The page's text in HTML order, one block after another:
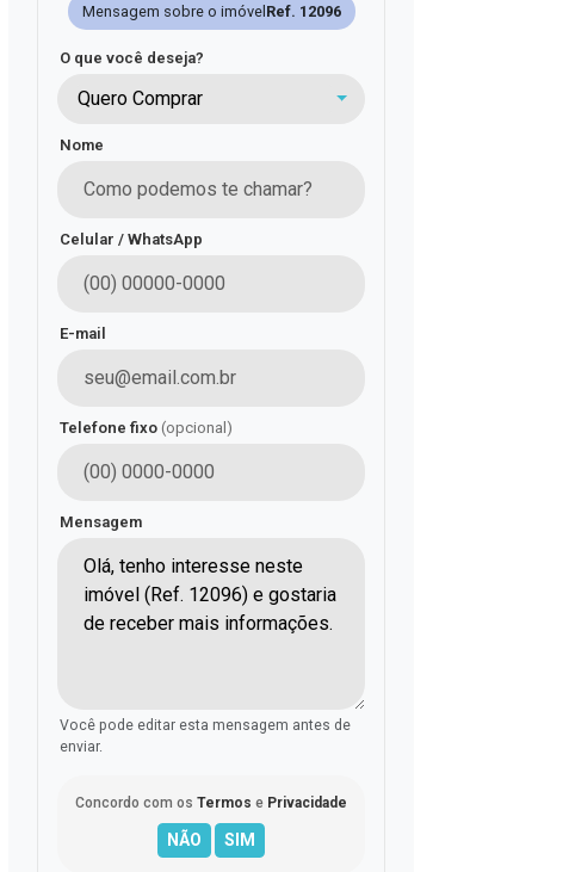
Mensagem sobre o imóvel Ref. 12096
O que você deseja?
Quero Comprar
Nome
Celular / WhatsApp
E-mail
Telefone fixo (opcional)
Mensagem
Você pode editar esta mensagem antes de
enviar.
Concordo com os Termos e Privacidade